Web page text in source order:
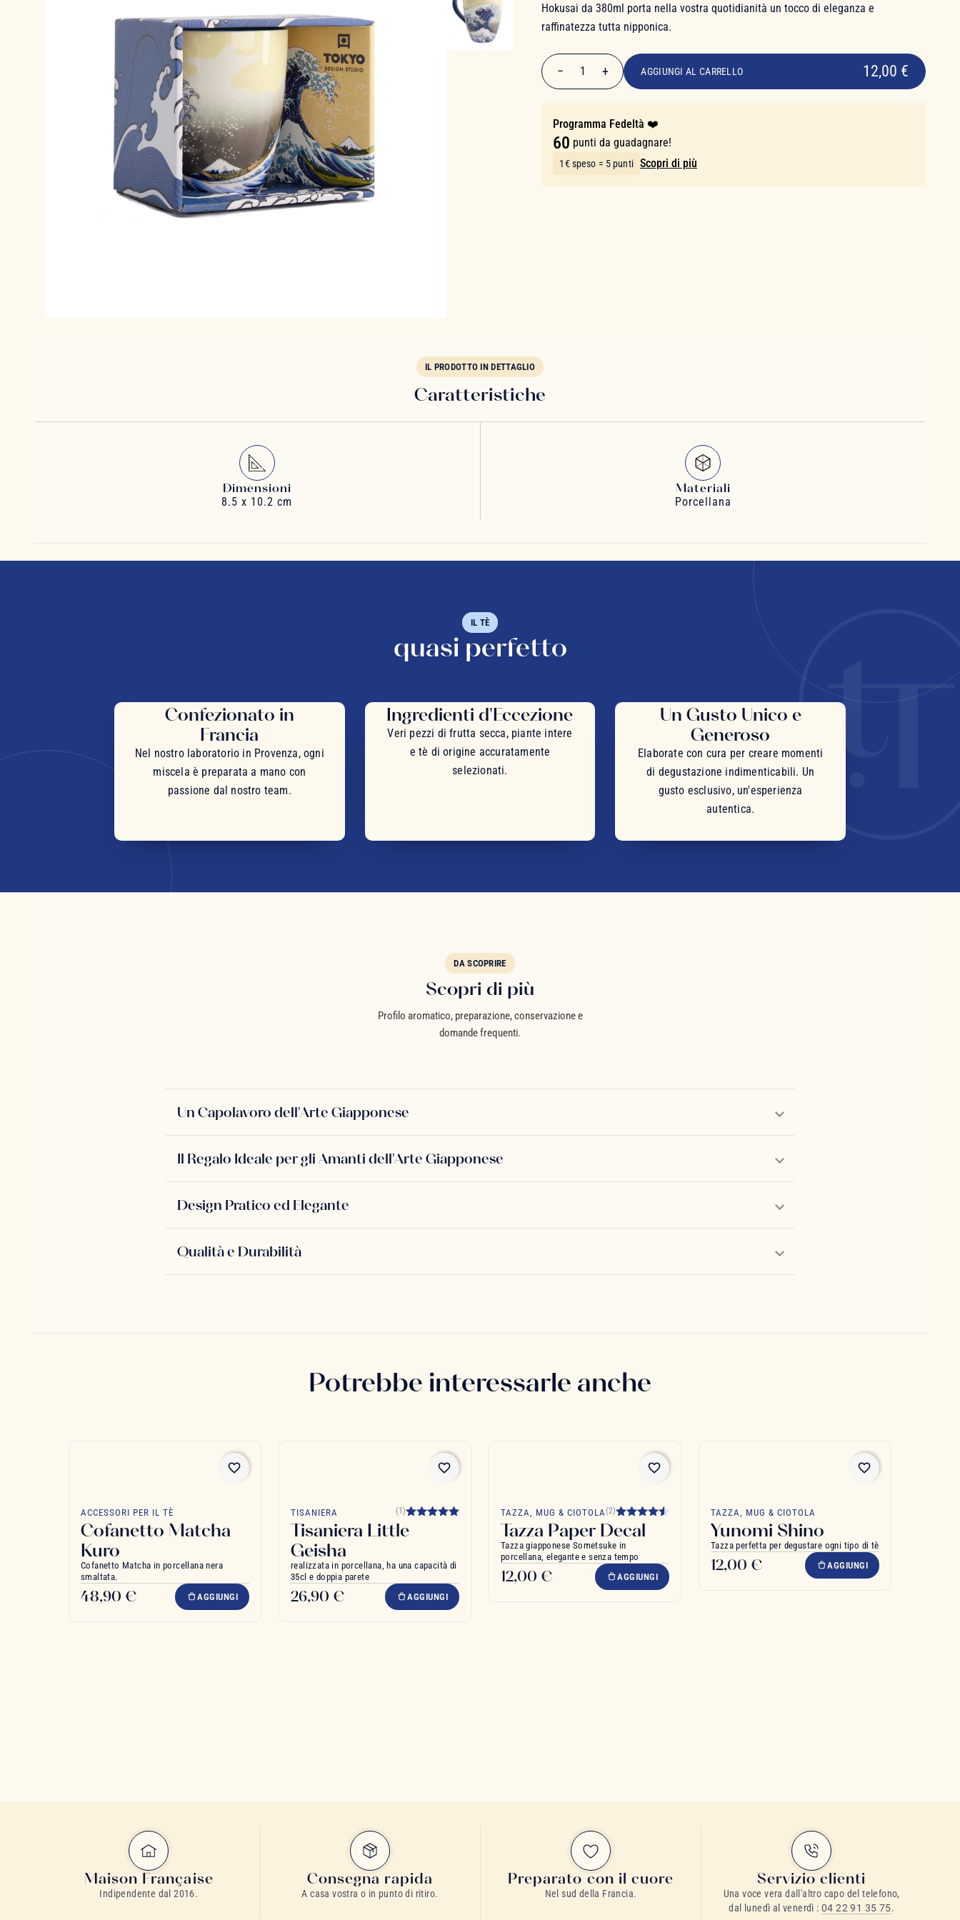
Hokusai da 380ml porta nella vostra quotidianità un tocco di eleganza e
raffinatezza tutta nipponica.
12,00 €
− 1 +
Quantità
AGGIUNGI AL CARRELLO 12,00 €
Programma Fedeltà ❤️
60 punti da guadagnare!
1€ speso = 5 punti Scopri di più
IL PRODOTTO IN DETTAGLIO
Caratteristiche
Dimensioni
8.5 x 10.2 cm
Materiali
Porcellana
IL TÈ
quasi perfetto
Confezionato in
Francia
Nel nostro laboratorio in Provenza, ogni
miscela è preparata a mano con
passione dal nostro team.
Ingredienti d'Eccezione
Veri pezzi di frutta secca, piante intere
e tè di origine accuratamente
selezionati.
Un Gusto Unico e
Generoso
Elaborate con cura per creare momenti
di degustazione indimenticabili. Un
gusto esclusivo, un'esperienza
autentica.
DA SCOPRIRE
Scopri di più
Profilo aromatico, preparazione, conservazione e
domande frequenti.
Un Capolavoro dell'Arte Giapponese
Il Regalo Ideale per gli Amanti dell'Arte Giapponese
Design Pratico ed Elegante
Qualità e Durabilità
Potrebbe interessarle anche
favorite_border
ACCESSORI PER IL TÈ
Cofanetto Matcha
Kuro
Cofanetto Matcha in porcellana nera
smaltata.
48,90 € AGGIUNGI
favorite_border
TISANIERA (1)
Tisaniera Little
Geisha
realizzata in porcellana, ha una capacità di
35cl e doppia parete
26,90 € AGGIUNGI
favorite_border
TAZZA, MUG & CIOTOLA(2)
Tazza Paper Decal
Tazza giapponese Sometsuke in
porcellana, elegante e senza tempo
12,00 € AGGIUNGI
favorite_border
TAZZA, MUG & CIOTOLA
Yunomi Shino
Tazza perfetta per degustare ogni tipo di tè
12,00 € AGGIUNGI
Maison Française
Indipendente dal 2016.
Consegna rapida
A casa vostra o in punto di ritiro.
Preparato con il cuore
Nel sud della Francia.
Servizio clienti
Una voce vera dall'altro capo del telefono,
dal lunedì al venerdì : 04 22 91 35 75.